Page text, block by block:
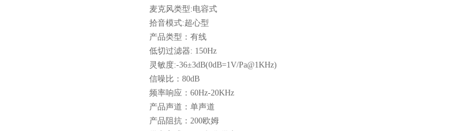
麦克风类型:电容式
拾音模式:超心型
产品类型：有线
低切过滤器: 150Hz
灵敏度:-36±3dB(0dB=1V/Pa@1KHz)
信噪比：80dB
频率响应：60Hz-20KHz
产品声道：单声道
产品阻抗：200欧姆